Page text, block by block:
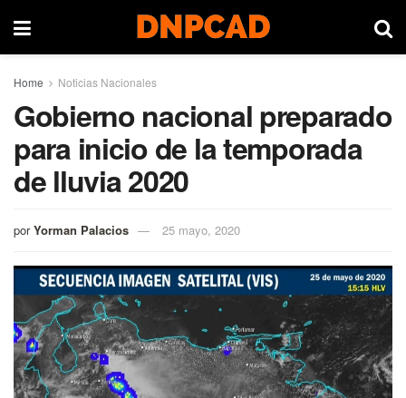
Home Noticias Nacionales
Gobierno nacional preparado
para inicio de la temporada
de lluvia 2020
por Yorman Palacios 25 mayo, 2020